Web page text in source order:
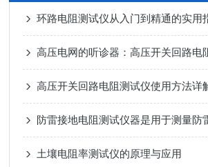
环路电阻测试仪从入门到精通的实用
高压开关回路电阻测试仪使用方法详
防雷接地电阻测试仪器是用于测量防
土壤电阻率测试仪的原理与应用